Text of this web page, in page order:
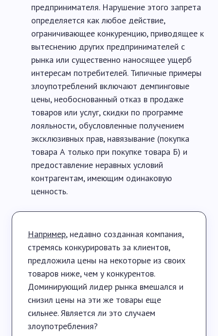
предпринимателя. Нарушение этого запрета
определяется как любое действие,
ограничивающее конкуренцию, приводящее к
вытеснению других предпринимателей с
рынка или существенно наносящее ущерб
интересам потребителей. Типичные примеры
злоупотреблений включают демпинговые
цены, необоснованный отказ в продаже
товаров или услуг, скидки по программе
лояльности, обусловленные получением
эксклюзивных прав, навязывание (покупка
товара А только при покупке товара Б) и
предоставление неравных условий
контрагентам, имеющим одинаковую
ценность.
Например, недавно созданная компания,
стремясь конкурировать за клиентов,
предложила цены на некоторые из своих
товаров ниже, чем у конкурентов.
Доминирующий лидер рынка вмешался и
снизил цены на эти же товары еще
сильнее. Является ли это случаем
злоупотребления?